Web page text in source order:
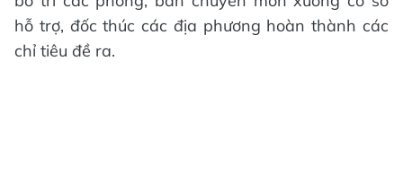
hỗ trợ, đốc thúc các địa phương hoàn thành các
chỉ tiêu đề ra.